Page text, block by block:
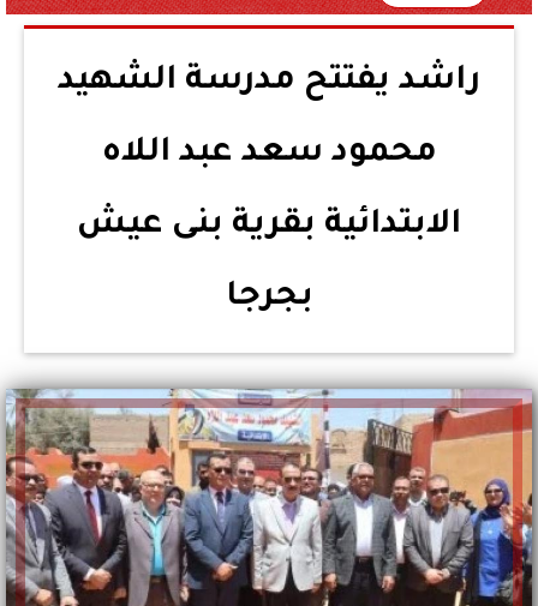
راشد يفتتح مدرسة الشهيد
محمود سعد عبد اللاه
الابتدائية بقرية بنى عيش
بجرجا